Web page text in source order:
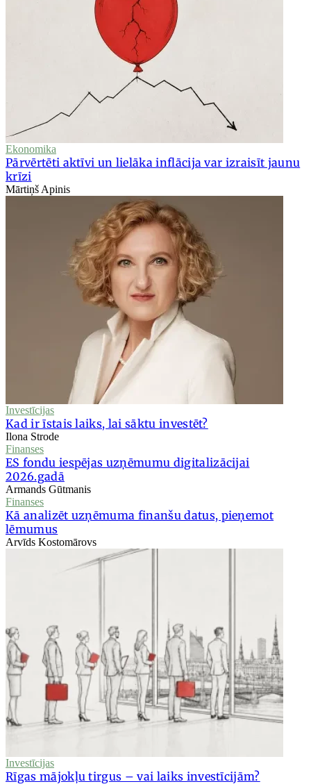
Ekonomika
Pārvērtēti aktīvi un lielāka inflācija var izraisīt jaunu
krīzi
Mārtiņš Apinis
Investīcijas
Kad ir īstais laiks, lai sāktu investēt?
Ilona Strode
Finanses
ES fondu iespējas uzņēmumu digitalizācijai
2026.gadā
Armands Gūtmanis
Finanses
Kā analizēt uzņēmuma finanšu datus, pieņemot
lēmumus
Arvīds Kostomārovs
Investīcijas
Rīgas mājokļu tirgus – vai laiks investīcijām?